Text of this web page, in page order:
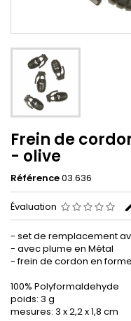
Frein de
- olive
Référence03.636
Évaluation
- set de remplacement
- avec plume en Métal
- frein de cordon en
100% Polyformaldehyde
poids: 3 g
mesures: 3 x 2,2 x 1,8 cm